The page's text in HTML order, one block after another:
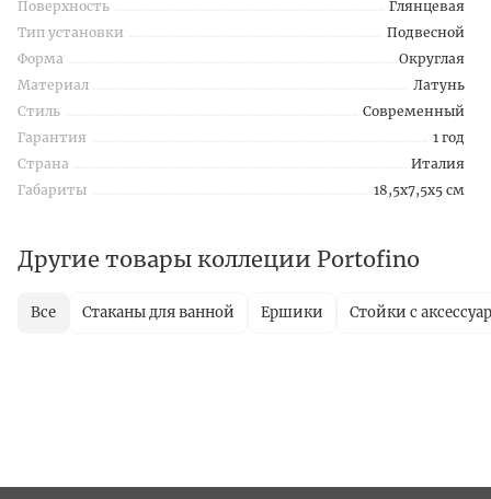
Поверхность
Глянцевая
Тип установки
Подвесной
Форма
Округлая
Материал
Латунь
Стиль
Современный
Гарантия
1 год
Страна
Италия
Габариты
18,5x7,5x5 см
Другие товары коллеции Portofino
Все Стаканы для ванной Ершики Стойки с